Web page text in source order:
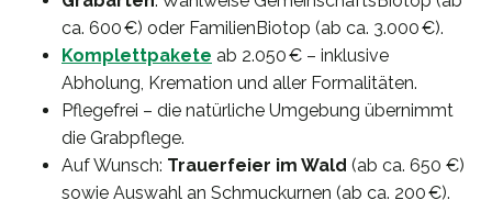
ca. 600 €) oder FamilienBiotop (ab ca. 3.000 €).
Komplettpakete ab 2.050 € – inklusive
Abholung, Kremation und aller Formalitäten.
Pflegefrei – die natürliche Umgebung übernimmt
die Grabpflege.
Auf Wunsch: Trauerfeier im Wald (ab ca. 650 €)
sowie Auswahl an Schmuckurnen (ab ca. 200 €).